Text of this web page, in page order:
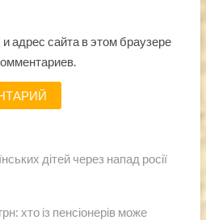
адрес сайта в этом браузере
дітей через напад росії
хто із пенсіонерів може